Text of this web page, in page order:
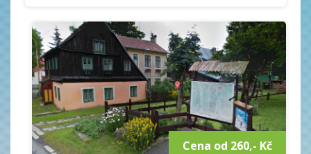
internet, WIFI,
možnost půjčení čtyrkolek (4x4, 550ccm)
Cena od 260,- Kč